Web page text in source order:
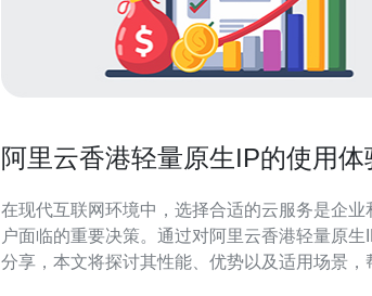
阿里云香港轻量原生IP的使用体
在现代互联网环境中，选择合适的云服务是企业
户面临的重要决策。通过对阿里云香港轻量原生
分享，本文将探讨其性能、优势以及适用场景，